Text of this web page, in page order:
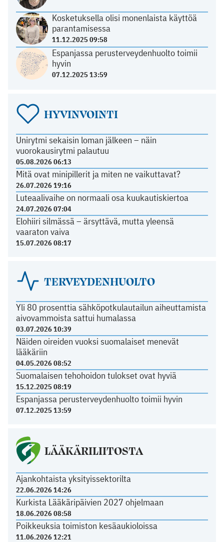
Kosketuksella olisi monenlaista käyttöä
parantamisessa
11.12.2025 09:58
Espanjassa perusterveydenhuolto toimii
hyvin
07.12.2025 13:59
HYVINVOINTI
Unirytmi sekaisin loman jälkeen – näin
vuorokausirytmi palautuu
05.08.2026 06:13
Mitä ovat minipillerit ja miten ne vaikuttavat?
26.07.2026 19:16
Luteaalivaihe on normaali osa kuukautiskiertoa
24.07.2026 07:04
Elohiiri silmässä – ärsyttävä, mutta yleensä
vaaraton vaiva
15.07.2026 08:17
TERVEYDENHUOLTO
Yli 80 prosenttia sähköpotkulautailun aiheuttamista
aivovammoista sattui humalassa
03.07.2026 10:39
Näiden oireiden vuoksi suomalaiset menevät
lääkäriin
04.05.2026 08:52
Suomalaisen tehohoidon tulokset ovat hyviä
15.12.2025 08:19
Espanjassa perusterveydenhuolto toimii hyvin
07.12.2025 13:59
LÄÄKÄRILIITOSTA
Ajankohtaista yksityissektorilta
22.06.2026 14:26
Kurkista Lääkäripäivien 2027 ohjelmaan
18.06.2026 08:58
Poikkeuksia toimiston kesäaukioloissa
11.06.2026 12:21